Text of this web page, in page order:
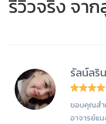
รีวิวจริง จา
รัลน์ลริน
ขอบคุณสำห
อาจารย์แน